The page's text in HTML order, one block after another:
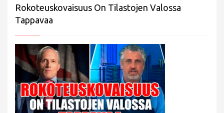
Rokoteuskovaisuus On Tilastojen Valossa
Tappavaa